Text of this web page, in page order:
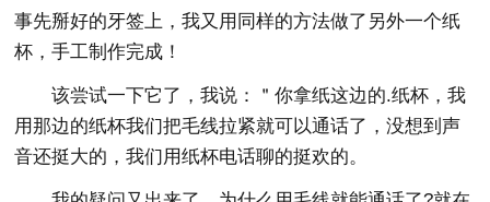
事先掰好的牙签上，我又用同样的方法做了另外一个纸
杯，手工制作完成！
该尝试一下它了，我说：＂你拿纸这边的.纸杯，我
用那边的纸杯我们把毛线拉紧就可以通话了，没想到声
音还挺大的，我们用纸杯电话聊的挺欢的。